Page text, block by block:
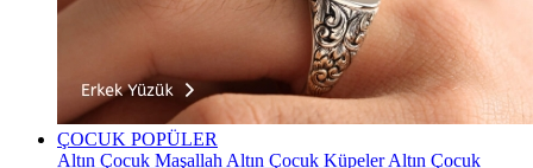
ÇOCUK POPÜLER
Altın Çocuk Maşallah Altın Çocuk KüpelerAltın Çocuk